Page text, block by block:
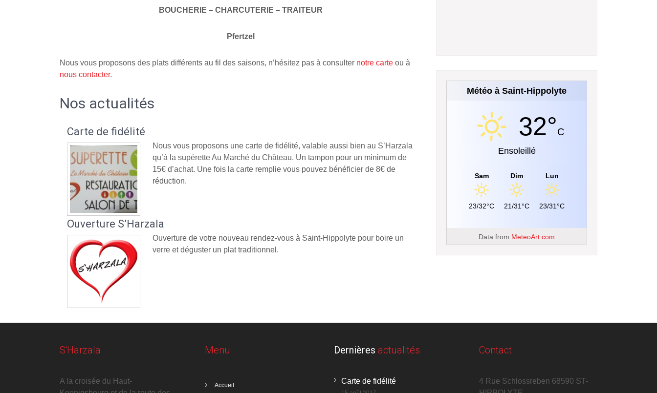
BOUCHERIE – CHARCUTERIE – TRAITEUR
Pfertzel
Nous vous proposons des plats différents au fil des saisons, n’hésitez pas à consulter notre carte ou à
nous contacter.
Nos actualités
Carte de fidélité
Nous vous proposons une carte de fidélité, valable aussi bien au S’Harzala
qu’à la supérette Au Marché du Château. Un tampon pour un minimum de
15€ d’achat. Une fois la carte remplie vous pouvez bénéficier de 8€ de
réduction.
Ouverture S’Harzala
Ouverture de votre nouveau rendez-vous à Saint-Hippolyte pour boire un
verre et déguster un plat traditionnel.
Météo à Saint-Hippolyte
32°C
Ensoleillé
Sam
23/32°C
Dim
21/31°C
Lun
23/31°C
Data from MeteoArt.com
S'Harzala
A la croisée du Haut-
Menu
Accueil
Dernières actualités
Carte de fidélité
Contact
4 Rue Schlossreben 68590 ST-